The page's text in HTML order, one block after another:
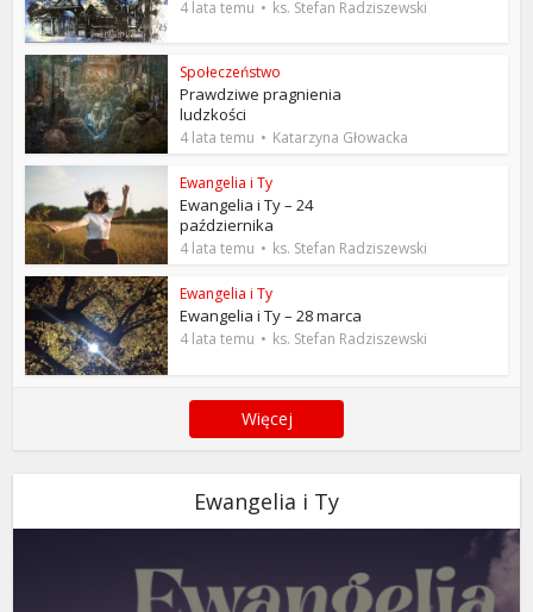
4 lata temu ks. Stefan Radziszewski
Społeczeństwo
Prawdziwe pragnienia
ludzkości
4 lata temu Katarzyna Głowacka
Ewangelia i Ty
Ewangelia i Ty – 24
października
4 lata temu ks. Stefan Radziszewski
Ewangelia i Ty
Ewangelia i Ty – 28 marca
4 lata temu ks. Stefan Radziszewski
Więcej
Ewangelia i Ty